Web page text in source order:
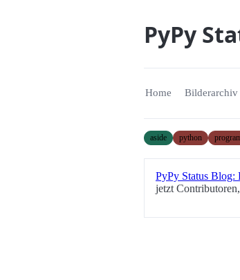
PyPy
Home Bilderarchiv
aside python
PyPy Status Blog:
jetzt